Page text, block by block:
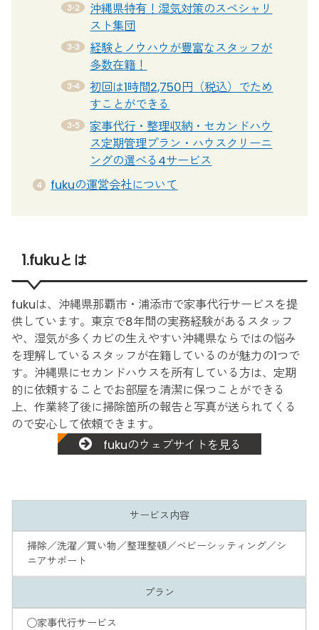
沖縄県特有！湿気対策のスペシャリ
スト集団
経験とノウハウが豊富なスタッフが
多数在籍！
初回は1時間2,750円（税込）でため
すことができる
家事代行・整理収納・セカンドハウ
ス定期管理プラン・ハウスクリーニ
ングの選べる4サービス
fukuの運営会社について
1.fukuとは
fukuは、沖縄県那覇市・浦添市で家事代行サービスを提
供しています。東京で8年間の実務経験があるスタッフ
や、湿気が多くカビの生えやすい沖縄県ならではの悩み
を理解しているスタッフが在籍しているのが魅力の1つで
す。沖縄県にセカンドハウスを所有している方は、定期
的に依頼することでお部屋を清潔に保つことができる
上、作業終了後に掃除箇所の報告と写真が送られてくる
ので安心して依頼できます。
fukuのウェブサイトを見る
サービス内容
掃除／洗濯／買い物／整理整頓／ベビーシッティング／シ
ニアサポート
プラン
◯家事代行サービス